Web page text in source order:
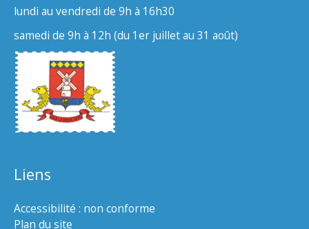
lundi au vendredi de 9h à 16h30
samedi de 9h à 12h (du 1er juillet au 31 août)
Liens
Accessibilité : non conforme
Plan du site